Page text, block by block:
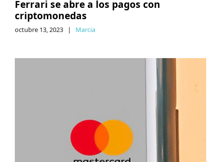
Ferrari se abre a los pagos con
criptomonedas
octubre 13, 2023 | Marcia